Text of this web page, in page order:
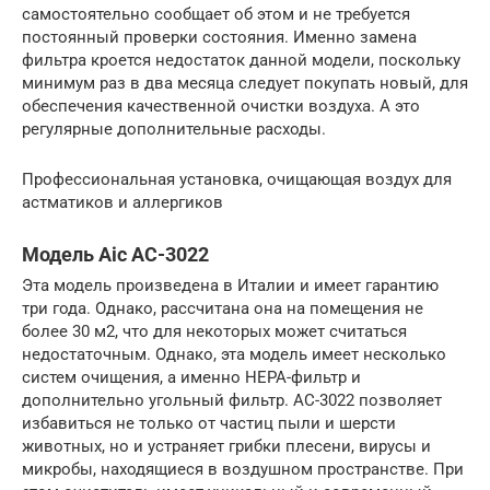
самостоятельно сообщает об этом и не требуется
постоянный проверки состояния. Именно замена
фильтра кроется недостаток данной модели, поскольку
минимум раз в два месяца следует покупать новый, для
обеспечения качественной очистки воздуха. А это
регулярные дополнительные расходы.
Профессиональная установка, очищающая воздух для
астматиков и аллергиков
Модель Aic АС-3022
Эта модель произведена в Италии и имеет гарантию
три года. Однако, рассчитана она на помещения не
более 30 м2, что для некоторых может считаться
недостаточным. Однако, эта модель имеет несколько
систем очищения, а именно НЕРА-фильтр и
дополнительно угольный фильтр. AC-3022 позволяет
избавиться не только от частиц пыли и шерсти
животных, но и устраняет грибки плесени, вирусы и
микробы, находящиеся в воздушном пространстве. При